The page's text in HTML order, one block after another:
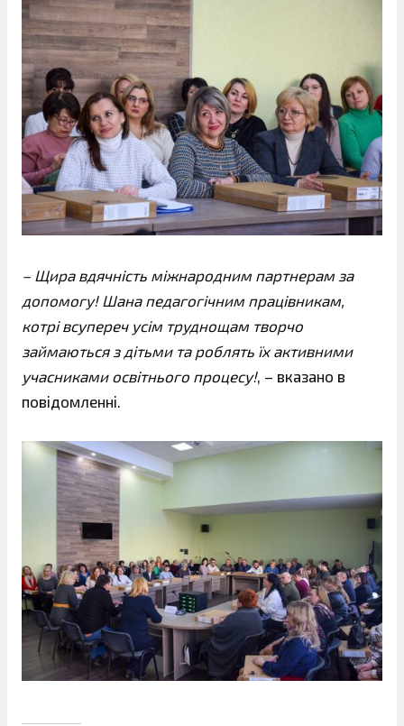
– Щира вдячність міжнародним партнерам за
допомогу! Шана педагогічним працівникам,
котрі всупереч усім труднощам творчо
займаються з дітьми та роблять їх активними
учасниками освітнього процесу!, – вказано в
повідомленні.